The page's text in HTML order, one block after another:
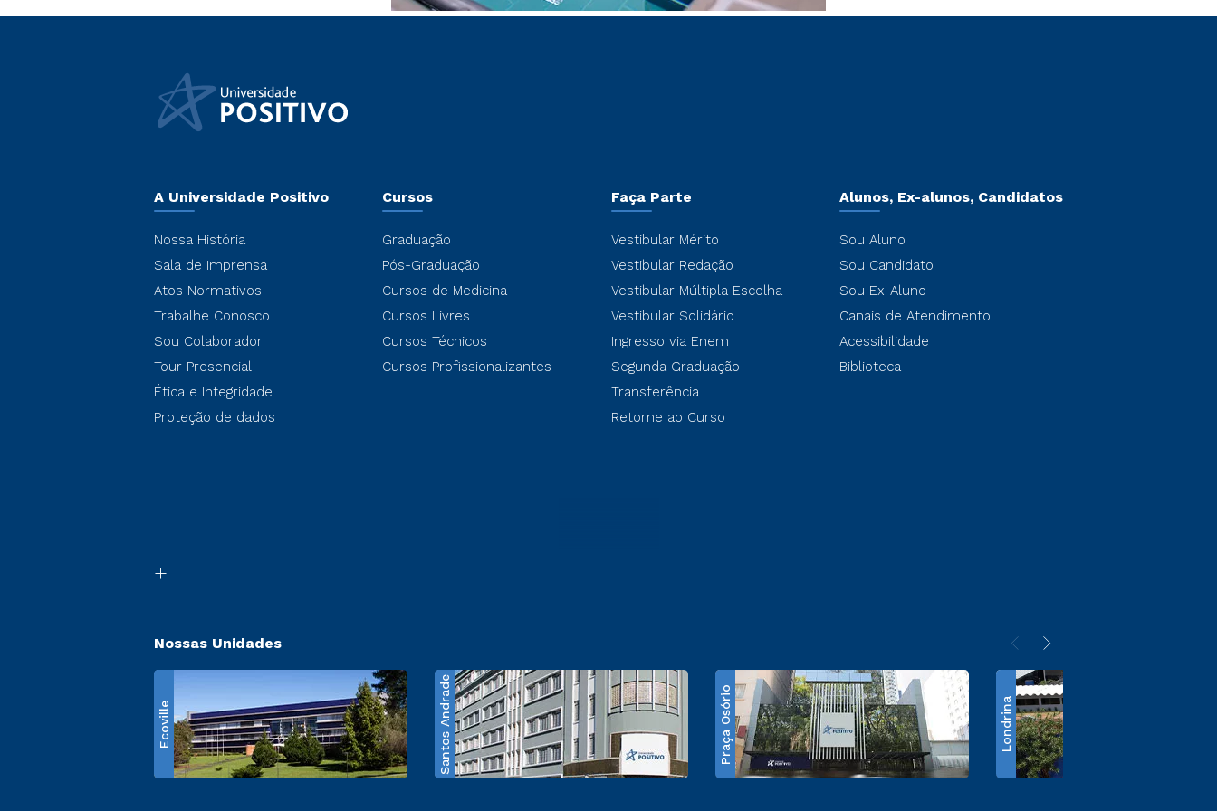
A Universidade Positivo
Nossa História
Sala de Imprensa
Atos Normativos
Trabalhe Conosco
Sou Colaborador
Tour Presencial
Ética e Integridade
Proteção de dados
Cursos
Graduação
Pós-Graduação
Cursos de Medicina
Cursos Livres
Cursos Técnicos
Cursos Profissionalizantes
Faça Parte
Vestibular Mérito
Vestibular Redação
Vestibular Múltipla Escolha
Vestibular Solidário
Ingresso via Enem
Segunda Graduação
Transferência
Retorne ao Curso
Alunos, Ex-alunos, Candidatos
Sou Aluno
Sou Candidato
Sou Ex-Aluno
Canais de Atendimento
Acessibilidade
Biblioteca
Nossas Unidades
Ecoville Santos Andrade Praça Osório Londrina